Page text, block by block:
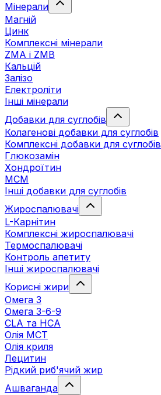
Мінерали
Магній
Цинк
Комплексні мінерали
ZMA і ZMB
Кальцій
Залізо
Електроліти
Інші мінерали
Добавки для суглобів
Колагенові добавки для суглобів
Комплексні добавки для суглобів
Глюкозамін
Хондроїтин
МСМ
Інші добавки для суглобів
Жироспалювачі
L-Карнітин
Комплексні жироспалювачі
Термоспалювачі
Контроль апетиту
Інші жироспалювачі
Корисні жири
Омега 3
Омега 3-6-9
CLA та HCA
Олія МСТ
Олія криля
Лецитин
Рідкий риб'ячий жир
Ашваганда